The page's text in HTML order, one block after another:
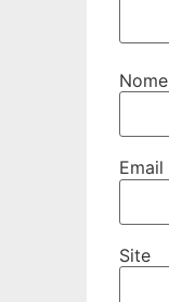
Nome
Email
Site